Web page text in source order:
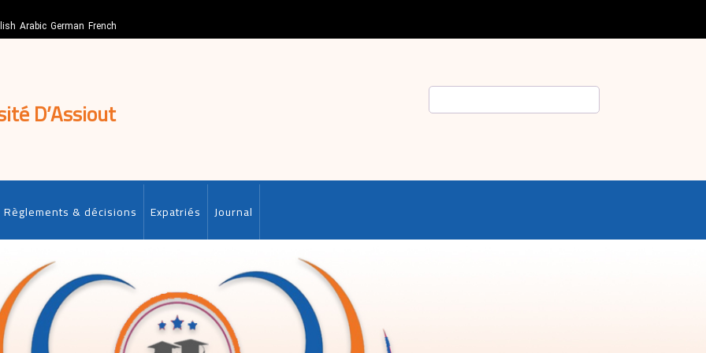
Arabic German French
D’Assiout
Règlements & décisions Expatriés Journal